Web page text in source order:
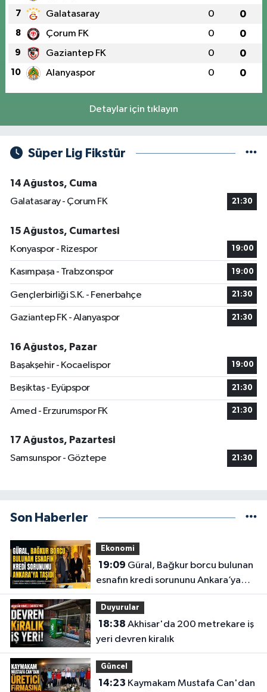
7 Galatasaray 0 0
8 Çorum FK 0 0
9 Gaziantep FK 0 0
10 Alanyaspor 0 0
Detaylar için tıklayın
Süper Lig Fikstür
14 Ağustos, Cuma
Galatasaray - Çorum FK
21:30
15 Ağustos, Cumartesi
Konyaspor - Rizespor
19:00
Kasımpaşa - Trabzonspor 19:00
Gençlerbirliği S.K. - Fenerbahçe 21:30
Gaziantep FK - Alanyaspor 21:30
16 Ağustos, Pazar
Başakşehir - Kocaelispor
19:00
Beşiktaş - Eyüpspor 21:30
Amed - Erzurumspor FK 21:30
17 Ağustos, Pazartesi
Samsunspor - Göztepe
21:30
Son Haberler
Ekonomi
19:09
esnafın kredi sorununu Ankara’ya
taşıdı
Duyurular
18:38
yeri devren kiralık
Güncel
14:23